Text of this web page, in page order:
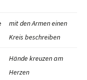
mit den Armen einen
Kreis beschreiben
Hände kreuzen am
Herzen